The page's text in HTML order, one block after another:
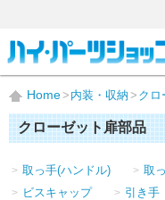
Home 内装・収納 クロ
クローゼット扉部品
取っ手(ハンドル) 取
ビスキャップ
引き手